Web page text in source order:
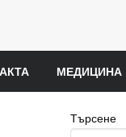
МЕДИЦИНА
Търсене